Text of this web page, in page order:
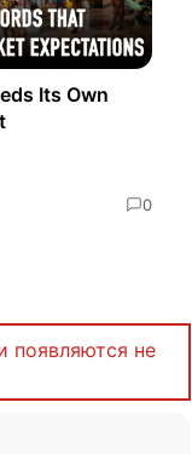
Its Own
0
появляются не